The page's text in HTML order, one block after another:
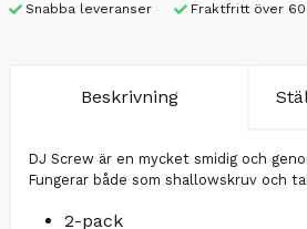
Snabba leveranser Fraktfritt över
Beskrivning
DJ Screw är en mycket smidig och
Fungerar både som shallowskruv och
2-pack